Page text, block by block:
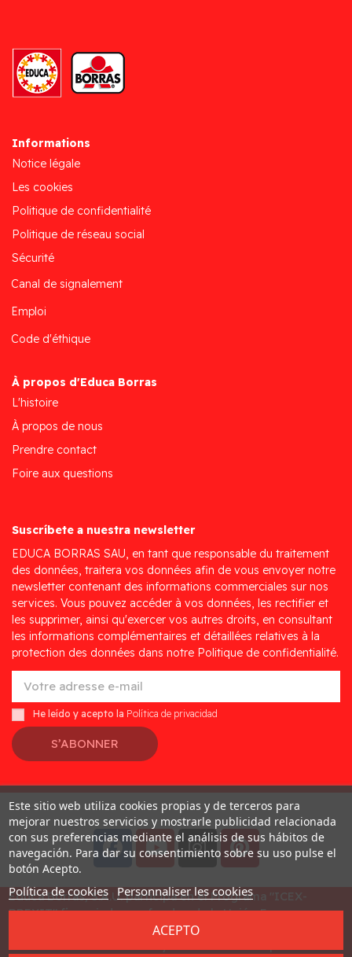
Informations
Notice légale
Les cookies
Politique de confidentialité
Politique de réseau social
Sécurité
Canal de signalement
Emploi
Code d'éthique
À propos d'Educa Borras
L'histoire
À propos de nous
Prendre contact
Foire aux questions
Suscríbete a nuestra newsletter
EDUCA BORRAS SAU, en tant que responsable du traitement
des données, traitera vos données afin de vous envoyer notre
newsletter contenant des informations commerciales sur nos
services. Vous pouvez accéder à vos données, les rectifier et
les supprimer, ainsi qu'exercer vos autres droits, en consultant
les informations complémentaires et détaillées relatives à la
protection des données dans notre Politique de confidentialité.
He leído y acepto la Política de privacidad
S’ABONNER
Desarrollado porAddis
Educa Borras, S.A.U. participa en el Programa "ICEX-
BREXIT" financiado por fondos de la Unión Europea, para
mitigar las consecuencias adversas de la retirada del
Este sitio web utiliza cookies propias y de terceros para
mejorar nuestros servicios y mostrarle publicidad relacionada
con sus preferencias mediante el análisis de sus hábitos de
navegación. Para dar su consentimiento sobre su uso pulse el
botón Acepto.
Política de cookies Personnaliser les cookies
ACEPTO